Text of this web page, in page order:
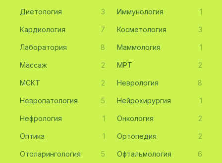
Диетология 3 Иммунология 1
Кардиология 7 Косметология 3
Лаборатория 8 Маммология 1
Массаж 2 МРТ 2
МСКТ 2 Неврология 8
Невропатология 5 Нейрохирургия 1
Нефрология 1 Онкология 2
Оптика 1 Ортопедия 2
Отоларингология 5 Офтальмология 6